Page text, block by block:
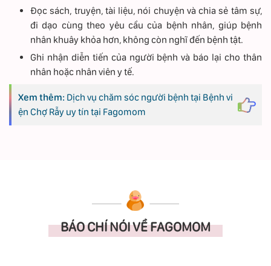
Đọc sách, truyện, tài liệu, nói chuyện và chia sẻ tâm sự,
đi dạo cùng theo yêu cầu của bệnh nhân, giúp bệnh
nhân khuây khỏa hơn, không còn nghĩ đến bệnh tật.
Ghi nhận diễn tiến của người bệnh và báo lại cho thân
nhân hoặc nhân viên y tế.
Xem thêm: Dịch vụ chăm sóc người bệnh tại Bệnh vi
ện Chợ Rẫy uy tín tại Fagomom
BÁO CHÍ NÓI VỀ FAGOMOM